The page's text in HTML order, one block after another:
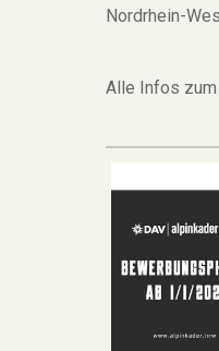
Nordrhein-
Alle Infos zum